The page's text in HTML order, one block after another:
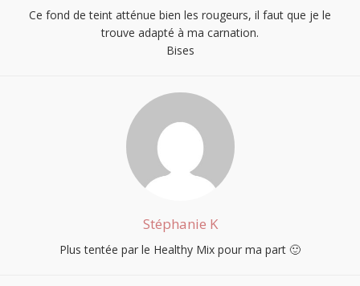
Ce fond de teint atténue bien les rougeurs, il faut que je le
trouve adapté à ma carnation.
Bises
Stéphanie K
Plus tentée par le Healthy Mix pour ma part 🙂